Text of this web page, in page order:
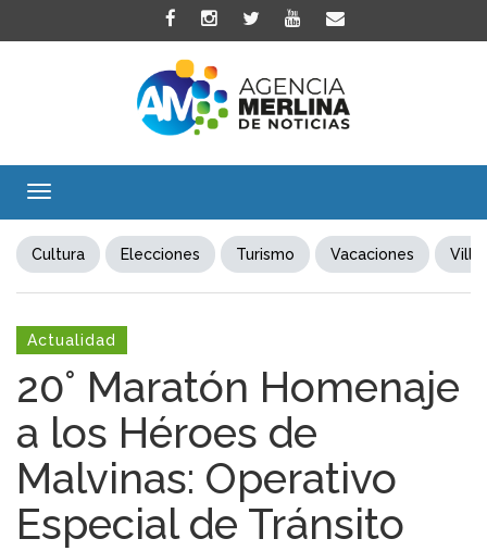
Toggle
Cultura Elecciones Turismo Vacaciones Villa
Actualidad
20° Maratón Homenaje
a los Héroes de
Malvinas: Operativo
Especial de Tránsito